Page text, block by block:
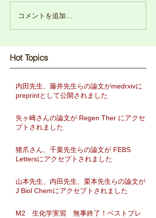
コメントを追加…
Hot Topics​
内田先生、藤井先生らの論文がmedrxivに
preprintとして公開されました
矢ヶ崎さんの論文が Regen Ther にアクセ
プトされました
猪爪さん、千葉先生らの論文が FEBS
Lettersにアクセプトされました
山本先生、内田先生、栗本先生らの論文が
J Biol Chemにアクセプトされました
M2 生化学実習 無事終了！ベストプレ